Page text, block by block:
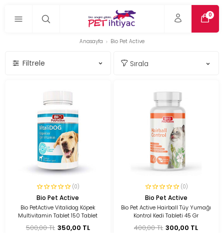
0
Anasayfa Bio Pet Active
Filtrele
(0)
Bio Pet Active
Bio PetActive Vitalidog Köpek
Multivitamin Tablet 150 Tablet
500,00 TL 350,00 TL
(0)
Bio Pet Active
Bio Pet Active Hairball Tüy Yumağı
Kontrol Kedi Tableti 45 Gr
400,00 TL 300,00 TL